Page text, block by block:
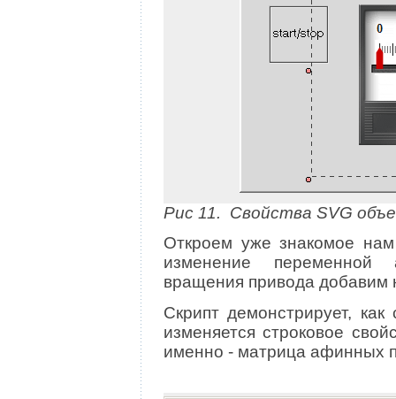
Рис 11. Свойства SVG
Откроем уже знакомое
изменение переменной
вращения привода добавим
Скрипт демонстрирует,
изменяется строковое
именно - матрица афинных